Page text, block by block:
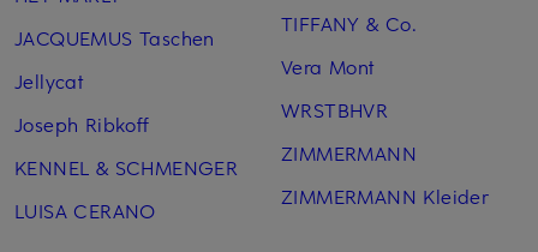
JACQUEMUS Taschen
Jellycat
Joseph Ribkoff
KENNEL & SCHMENGER
LUISA CERANO
TIFFANY & Co.
Vera Mont
WRSTBHVR
ZIMMERMANN
ZIMMERMANN Kleider